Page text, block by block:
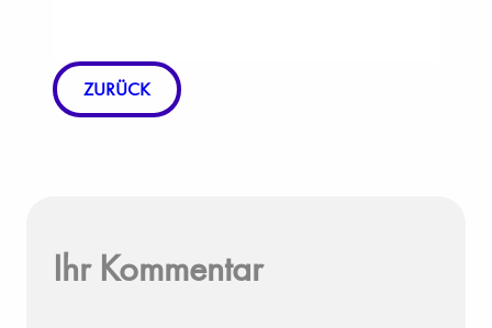
ZURÜCK
Ihr Kommentar